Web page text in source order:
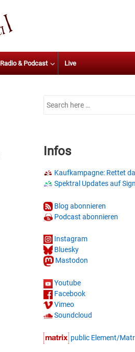
Radio & Podcast Live
Search
Infos
Kaufkampagne: Rettet
Spektral Updates auf
Blog abonnieren
Podcast abonnieren
Instagram
Bluesky
Mastodon
Youtube
Facebook
Vimeo
Soundcloud
public Element/